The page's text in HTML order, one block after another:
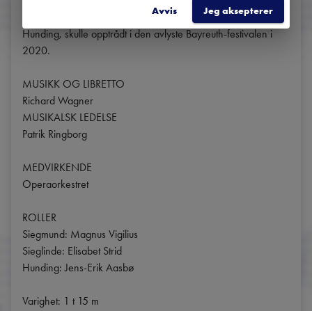
Nasjonaloperaens egen Jens-Erik Aasbø, i rollen som
Hunding, skulle opptrådt i den avlyste Bayreuth-festivalen i
2020.
MUSIKK OG LIBRETTO
Richard Wagner
MUSIKALSK LEDELSE
Patrik Ringborg
MEDVIRKENDE
Operaorkestret
ROLLER
Siegmund: Magnus Vigilius
Sieglinde: Elisabet Strid
Hunding: Jens-Erik Aasbø
Varighet: 1 t 15 m
Avvis Jeg aksepterer